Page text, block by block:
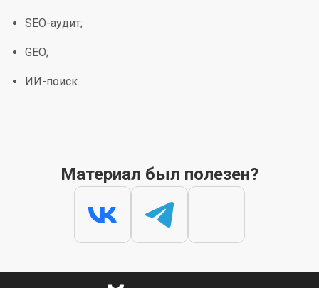
SEO-аудит;
GEO;
ИИ-поиск.
Материал был полезен?